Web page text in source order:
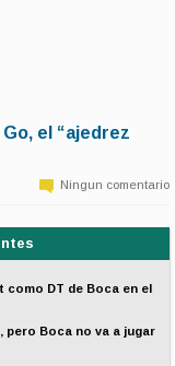
10 de marzo | 6:43
se impuso en el
surcoreano, líder del
hombre es mejor o no
el “ajedrez
Ningun comentario
DT de Boca en el
pero Boca no va a jugar